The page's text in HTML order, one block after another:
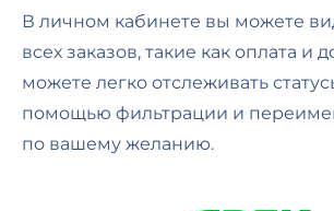
В личном кабинете вы можете
всех заказов, такие как оплата и
можете легко отслеживать
помощью фильтрации и
по вашему желанию.